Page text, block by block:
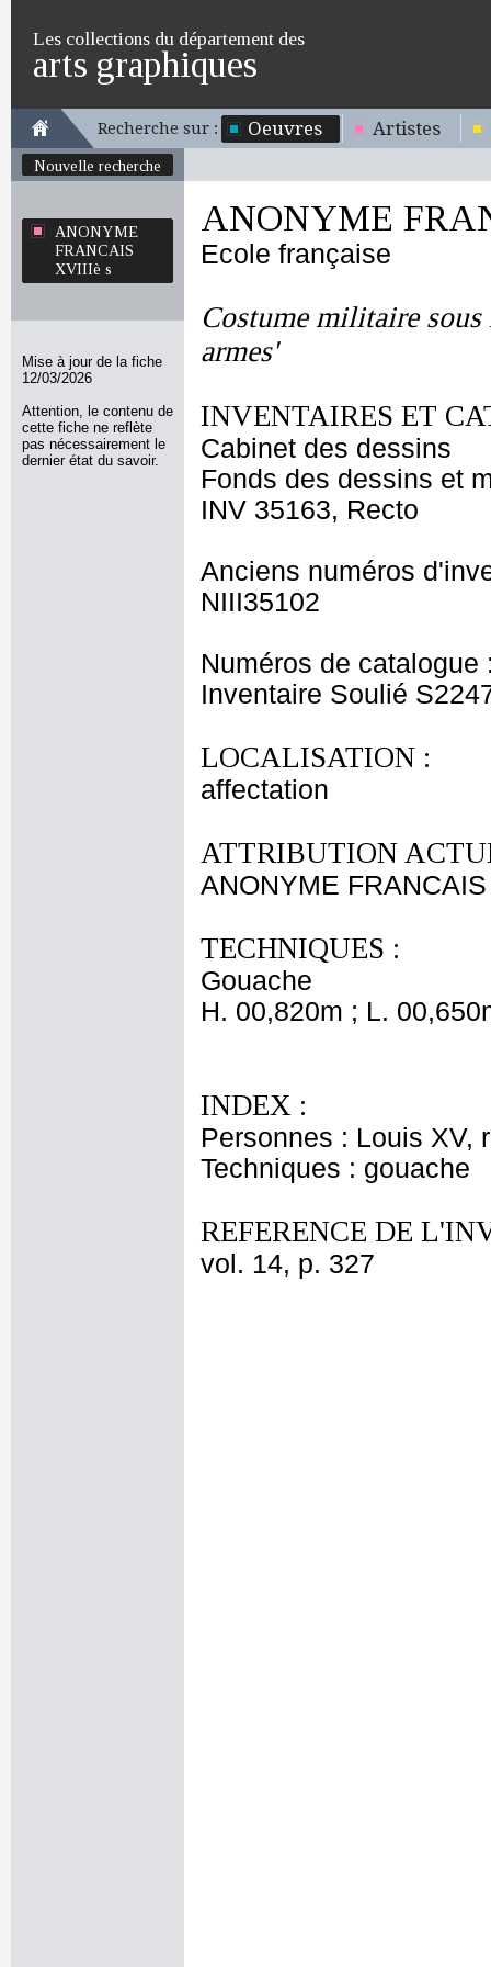
Les collections du département des
arts graphiques
Recherche sur : Oeuvres Artistes
Nouvelle recherche
ANONYME
FRANCAIS
XVIIIè s
Mise à jour de la fiche
12/03/2026
Attention, le contenu de
cette fiche ne reflète
pas nécessairement le
dernier état du savoir.
ANONYME
Ecole française
Costume militaire
armes'
INVENTAIRES ET
Cabinet des dessins
Fonds des dessins et
INV 35163, Recto
Anciens numéros
NIII35102
Numéros de catalogue
Inventaire Soulié
LOCALISATION :
affectation
ATTRIBUTION
ANONYME
TECHNIQUES :
Gouache
H. 00,820m ; L.
INDEX :
Personnes : Louis XV,
Techniques : gouache
REFERENCE DE
vol. 14, p. 327